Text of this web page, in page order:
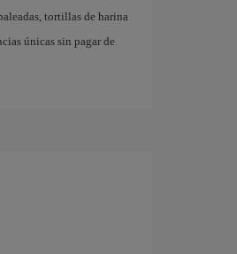
tortillas de harina
únicas sin pagar de